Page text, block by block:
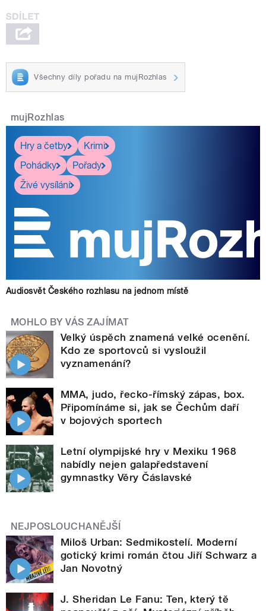
Všechny díly pořadu na mujRozhlas
mujRozhlas
Hry a četby
Krimi
Pohádky
Pořady
Živé vysílání
Audiosvět Českého rozhlasu na jednom místě
MOHLO BY VÁS ZAJÍMAT
Velký úspěch znamená velké ocenění.
Kdo ze sportovců si vysloužil
vyznamenání?
MMA, judo, řecko-římský zápas, box.
Připomínáme si, jak se Čechům daří
v bojových sportech
Letní olympijské hry v Mexiku 1968
nabídly nejen galapředstavení
gymnastky Věry Čáslavské
NEJPOSLOUCHANĚJŠÍ
Miloš Urban: Sedmikostelí. Moderní
gotický krimi román čtou Jiří Schwarz a
Jan Novotný
J. Sheridan Le Fanu: Ten, který tě